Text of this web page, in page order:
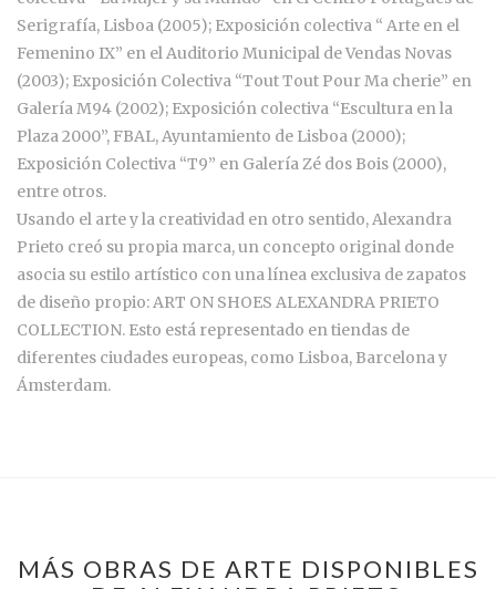
Serigrafía, Lisboa (2005); Exposición colectiva “ Arte en el
Femenino IX” en el Auditorio Municipal de Vendas Novas
(2003); Exposición Colectiva “Tout Tout Pour Ma cherie” en
Galería M94 (2002); Exposición colectiva “Escultura en la
Plaza 2000”, FBAL, Ayuntamiento de Lisboa (2000);
Exposición Colectiva “T9” en Galería Zé dos Bois (2000),
entre otros.
Usando el arte y la creatividad en otro sentido, Alexandra
Prieto creó su propia marca, un concepto original donde
asocia su estilo artístico con una línea exclusiva de zapatos
de diseño propio: ART ON SHOES ALEXANDRA PRIETO
COLLECTION. Esto está representado en tiendas de
diferentes ciudades europeas, como Lisboa, Barcelona y
Ámsterdam.
MÁS OBRAS DE ARTE DISPONIBLES